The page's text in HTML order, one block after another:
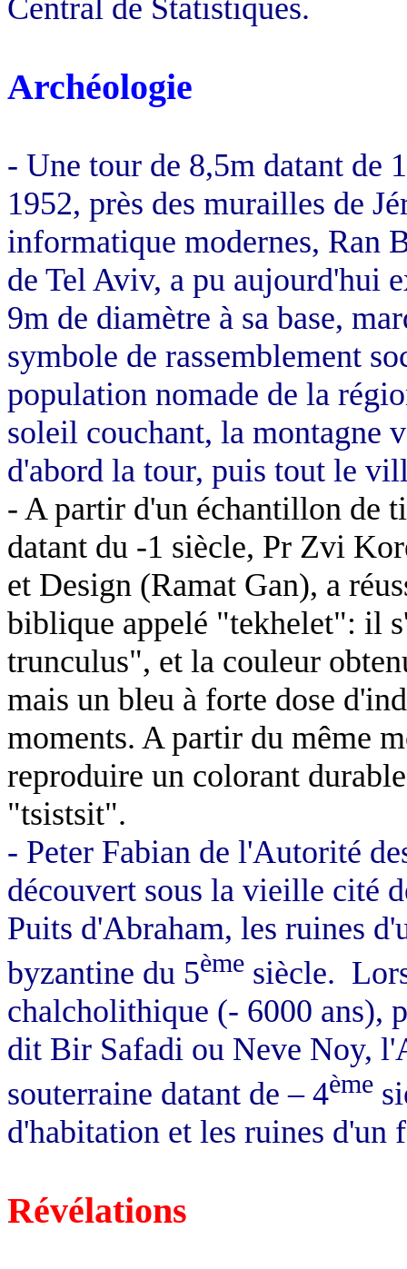
Central de Statistiques.
Archéologie
- Une tour de 8,5m datant de
1952, près des murailles de
informatique modernes, Ran
de Tel Aviv, a pu aujourd'hui
9m de diamètre à sa base,
symbole de rassemblement
population nomade de la
soleil couchant, la montagne
d'abord la tour, puis tout le
- A partir d'un échantillon de
datant du -1 siècle, Pr Zvi
et Design (Ramat Gan), a
biblique appelé "tekhelet": il
trunculus", et la couleur
mais un bleu à forte dose
moments. A partir du même
reproduire un colorant
"tsistsit".
- Peter Fabian de l'Autorité
découvert sous la vieille cité
Puits d'Abraham, les ruines
byzantine du 5ème siècle.
chalcholithique (- 6000 ans),
dit Bir Safadi ou Neve Noy,
souterraine datant de – 4ème
d'habitation et les ruines
Révélations